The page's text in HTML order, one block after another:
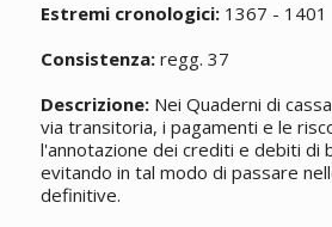
Estremi cronologici:1367 - 1401
Consistenza:regg. 37
Descrizione:Nei Quaderni di
via transitoria, i pagamenti e le
l'annotazione dei crediti e debiti di
evitando in tal modo di passare
definitive.